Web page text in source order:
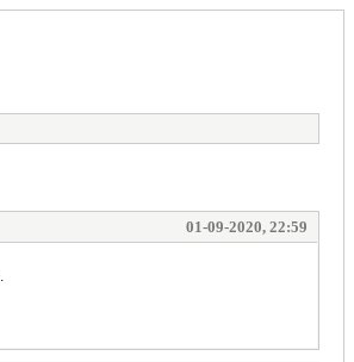
01-09-2020, 22:59